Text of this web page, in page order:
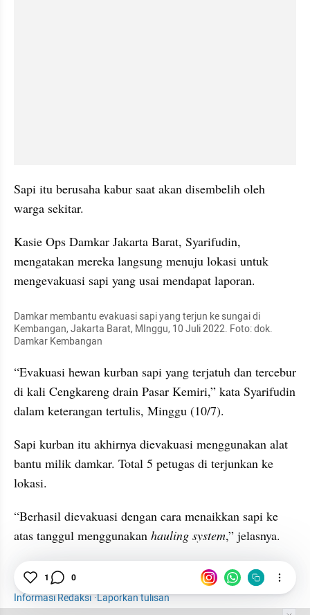
Sapi itu berusaha kabur saat akan disembelih oleh
warga sekitar.
Kasie Ops Damkar Jakarta Barat, Syarifudin,
mengatakan mereka langsung menuju lokasi untuk
mengevakuasi sapi yang usai mendapat laporan.
Damkar membantu evakuasi sapi yang terjun ke sungai di
Kembangan, Jakarta Barat, MInggu, 10 Juli 2022. Foto: dok.
Damkar Kembangan
“Evakuasi hewan kurban sapi yang terjatuh dan tercebur
di kali Cengkareng drain Pasar Kemiri,” kata Syarifudin
dalam keterangan tertulis, Minggu (10/7).
Sapi kurban itu akhirnya dievakuasi menggunakan alat
bantu milik damkar. Total 5 petugas di terjunkan ke
lokasi.
“Berhasil dievakuasi dengan cara menaikkan sapi ke
atas tanggul menggunakan hauling system,” jelasnya.
Sungai
Informasi Redaksi·Laporkan tulisan
1 0